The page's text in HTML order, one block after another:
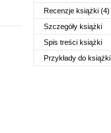
Recenzje książki (4)
Szczegóły książki
Spis treści książki
Przykłady do książki